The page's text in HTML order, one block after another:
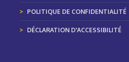
POLITIQUE DE CONFIDENTIALITÉ
DÉCLARATION D'ACCESSIBILITÉ